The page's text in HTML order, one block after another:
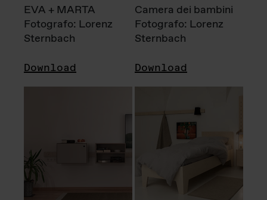
EVA + MARTA
Fotografo: Lorenz
Sternbach
Download
Camera dei bambini
Fotografo: Lorenz
Sternbach
Download